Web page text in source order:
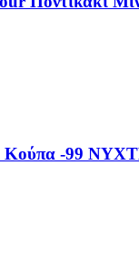
Κούπα -99